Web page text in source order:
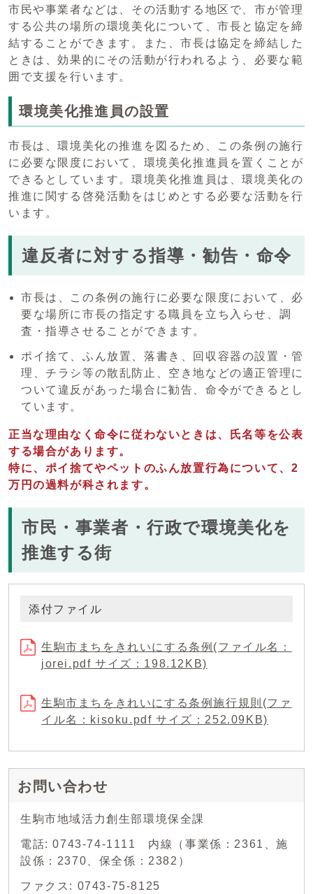
市民や事業者などは、その活動する地区で、市が管理
する公共の場所の環境美化について、市長と協定を締
結することができます。また、市長は協定を締結した
ときは、効果的にその活動が行われるよう、必要な範
囲で支援を行います。
環境美化推進員の設置
市長は、環境美化の推進を図るため、この条例の施行
に必要な限度において、環境美化推進員を置くことが
できるとしています。環境美化推進員は、環境美化の
推進に関する啓発活動をはじめとする必要な活動を行
います。
違反者に対する指導・勧告・命令
市長は、この条例の施行に必要な限度において、必
要な場所に市長の指定する職員を立ち入らせ、調
査・指導させることができます。
ポイ捨て、ふん放置、落書き、回収容器の設置・管
理、チラシ等の散乱防止、空き地などの適正管理に
ついて違反があった場合に勧告、命令ができるとし
ています。
正当な理由なく命令に従わないときは、氏名等を公表
する場合があります。
特に、ポイ捨てやペットのふん放置行為について、2
万円の過料が科されます。
市民・事業者・行政で環境美化を
推進する街
添付ファイル
生駒市まちをきれいにする条例(ファイル名：
jorei.pdf サイズ：198.12KB)
生駒市まちをきれいにする条例施行規則(ファ
イル名：kisoku.pdf サイズ：252.09KB)
お問い合わせ
生駒市地域活力創生部環境保全課
電話: 0743-74-1111 内線（事業係：2361、施
設係：2370、保全係：2382）
ファクス: 0743-75-8125